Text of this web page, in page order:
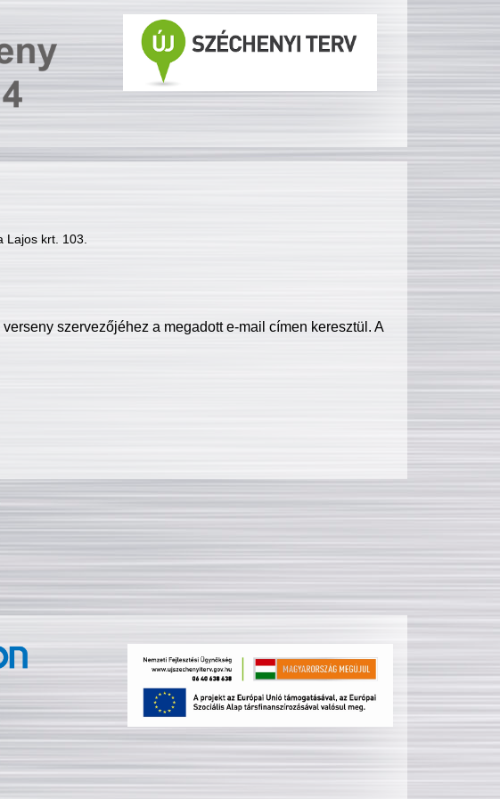
Lajos krt. 103.
szervezőjéhez a megadott e-mail címen keresztül. A